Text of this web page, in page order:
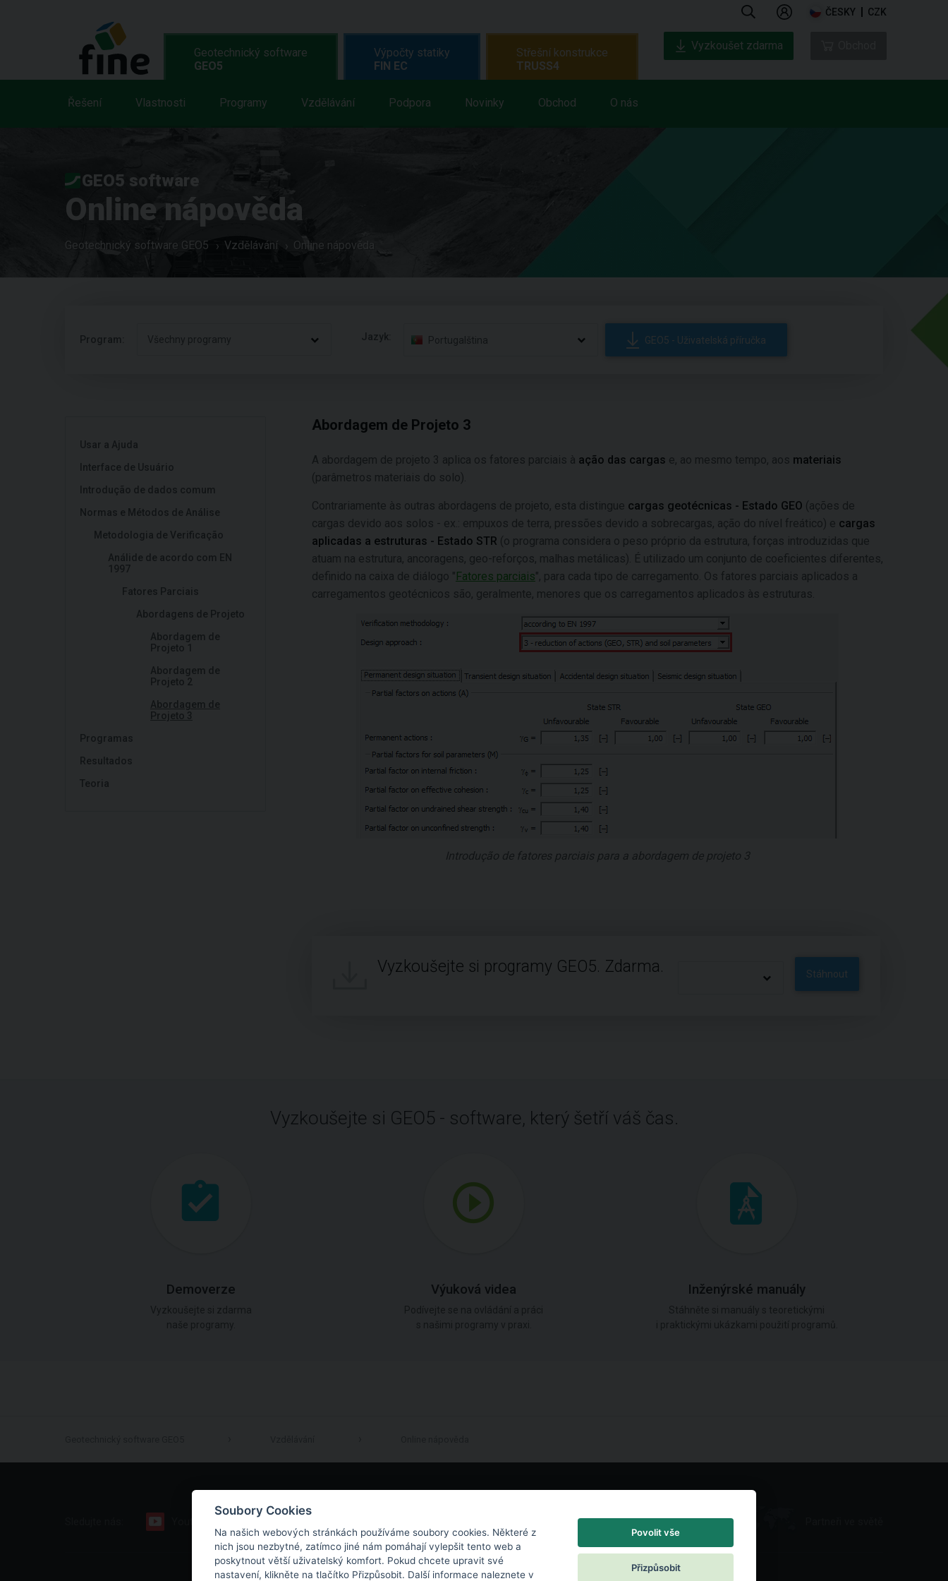
ČESKY CZK
Geotechnický software
GEO5
Řešení Vlastnosti Programy Vzdělávání Podpora Novinky Obchod O nás
Výpočty statiky
FIN EC
Střešní konstrukce
TRUSS4
Vyzkoušet zdarma
GEO5 software
Online nápověda
Geotechnický software GEO5 Vzdělávání Online nápověda
Program: Všechny programy Jazyk: Portugalština GEO5 - Uživatelská příručka
Usar a Ajuda
Interface de Usuário
Introdução de dados comum
Normas e Métodos de Análise
Metodologia de Verificação
Análide de acordo com EN
1997
Fatores Parciais
Abordagens de Projeto
Abordagem de
Projeto 1
Abordagem de
Projeto 2
Abordagem de
Projeto 3
Programas
Resultados
Teoria
Abordagem de Projeto 3
A abordagem de projeto 3 aplica os fatores parciais à ação das cargas e, ao mesmo tempo, aos materiais
(parâmetros materiais do solo).
Contrariamente às outras abordagens de projeto, esta distingue cargas geotécnicas - Estado GEO (ações de
cargas devido aos solos - ex.: empuxos de terra, pressões devido a sobrecargas, ação do nível freático) e cargas
aplicadas a estruturas - Estado STR (o programa considera o peso próprio da estrutura, forças introduzidas que
atuam na estrutura, ancoragens, geo-reforços, malhas metálicas). É utilizado um conjunto de coeficientes diferentes,
definido na caixa de diálogo "Fatores parciais", para cada tipo de carregamento. Os fatores parciais aplicados a
carregamentos geotécnicos são, geralmente, menores que os carregamentos aplicados às estruturas.
Introdução de fatores parciais para a abordagem de projeto 3
Vyzkoušejte si programy GEO5. Zdarma. Stáhnout
Vyzkoušejte si GEO5 - software, který šetří váš čas.
Demoverze Výuková videa Inženýrské manuály
Soubory Cookies
Na našich webových stránkách používáme soubory cookies. Některé z
nich jsou nezbytné, zatímco jiné nám pomáhají vylepšit tento web a
poskytnout větší uživatelský komfort. Pokud chcete upravit své
nastavení, klikněte na tlačítko Přizpůsobit. Další informace naleznete v
Povolit vše
Přizpůsobit